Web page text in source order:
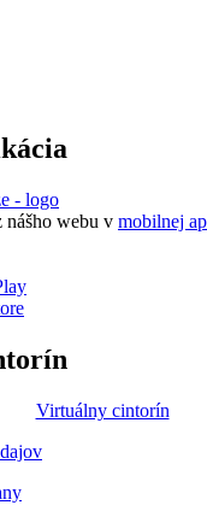
nášho webu v mobilnej
Virtuálny cintorín